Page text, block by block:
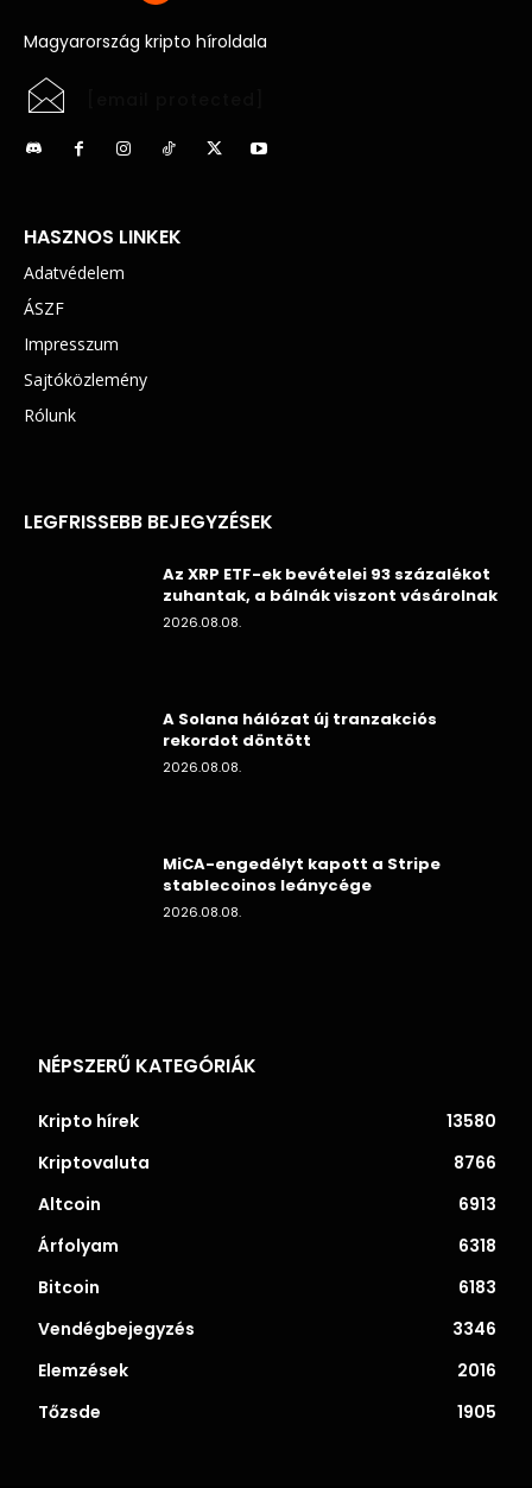
Magyarország kripto híroldala
HASZNOS LINKEK
Adatvédelem
ÁSZF
Impresszum
Sajtóközlemény
Rólunk
LEGFRISSEBB BEJEGYZÉSEK
Az XRP ETF-ek bevételei 93 százalékot
zuhantak, a bálnák viszont vásárolnak
2026.08.08.
A Solana hálózat új tranzakciós
rekordot döntött
2026.08.08.
MiCA-engedélyt kapott a Stripe
stablecoinos leánycége
2026.08.08.
NÉPSZERŰ KATEGÓRIÁK
Kripto hírek
13580
Kriptovaluta
8766
Altcoin
6913
Árfolyam
6318
Bitcoin
6183
Vendégbejegyzés
3346
Elemzések
2016
Tőzsde
1905